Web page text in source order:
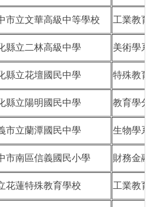
市立文華高級中等學校 工業教育
縣立二林高級中學 美術學系
縣立花壇國民中學 特殊教育
縣立陽明國民中學 教育學分
市立蘭潭國民中學 生物學系
市南區信義國民小學 財務金融
花蓮特殊教育學校 工業教育